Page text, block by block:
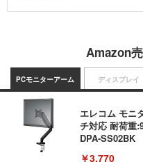
Amazon
PCモニターアーム
エレコム モニ
チ対応 耐荷重
DPA-SS02BK
￥3,770
ディスプレイ